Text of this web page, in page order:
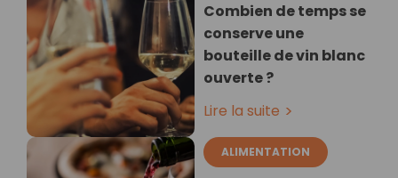
Combien de temps se
conserve une
bouteille de vin blanc
ouverte ?
Lire la suite
ALIMENTATION